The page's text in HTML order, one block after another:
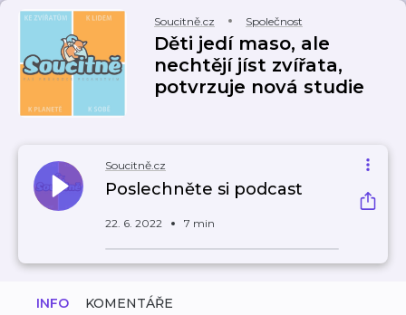
Soucitně.cz Společnost
Děti jedí maso, ale
nechtějí jíst zvířata,
potvrzuje nová studie
Soucitně.cz
Poslechněte si podcast
22. 6. 2022 7 min
INFO KOMENTÁŘE